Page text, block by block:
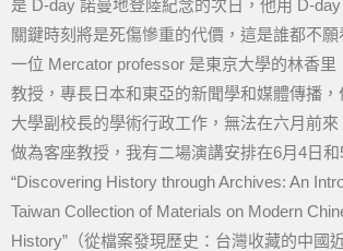
是 D-day 諾曼地登陸紀念的次日，他用 D-
關鍵時刻將是死傷慘重的代價，這是誰都不
一位 Mercator professor 是東京大學的林香里
教授，專長日本和東亞的新聞學和媒體傳播
大學副校長的學術行政工作，無法在六月前來
做為客座教授，我有二場演講安排在6月4日
“Discovering History through Archives: An
Taiwan Collection of Materials on Modern
History”（從檔案發現歷史：台灣收藏的中國